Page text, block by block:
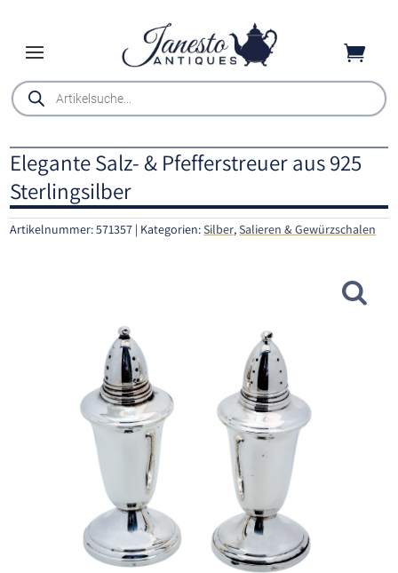

Products
search
Elegante Salz- & Pfefferstreuer aus 925
Sterlingsilber
Artikelnummer:571357 Kategorien:Silber,Salieren & Gewürzschalen